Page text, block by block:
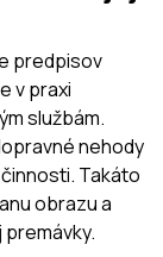
predpisov
v praxi
službám.
nehody
Takáto
obrazu a